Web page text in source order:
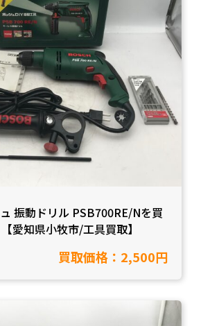
振動ドリル PSB700RE/Nを買
愛知県小牧市/工具買取】
買取価格：2,500円